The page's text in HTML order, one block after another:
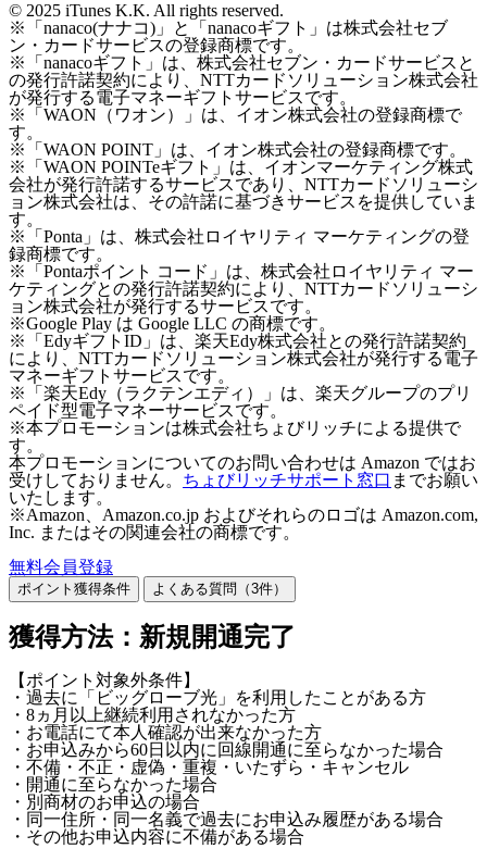
© 2025 iTunes K.K. All rights reserved.
※「nanaco(ナナコ)」と「nanacoギフト」は株式会社セブ
ン・カードサービスの登録商標です。
※「nanacoギフト」は、株式会社セブン・カードサービスと
の発行許諾契約により、NTTカードソリューション株式会社
が発行する電子マネーギフトサービスです。
※「WAON（ワオン）」は、イオン株式会社の登録商標で
す。
※「WAON POINT」は、イオン株式会社の登録商標です。
※「WAON POINTeギフト」は、イオンマーケティング株式
会社が発行許諾するサービスであり、NTTカードソリューシ
ョン株式会社は、その許諾に基づきサービスを提供していま
す。
※「Ponta」は、株式会社ロイヤリティ マーケティングの登
録商標です。
※「Pontaポイント コード」は、株式会社ロイヤリティ マー
ケティングとの発行許諾契約により、NTTカードソリューシ
ョン株式会社が発行するサービスです。
※Google Play は Google LLC の商標です。
※「EdyギフトID」は、楽天Edy株式会社との発行許諾契約
により、NTTカードソリューション株式会社が発行する電子
マネーギフトサービスです。
※「楽天Edy（ラクテンエディ）」は、楽天グループのプリ
ペイド型電子マネーサービスです。
※本プロモーションは株式会社ちょびリッチによる提供で
す。
本プロモーションについてのお問い合わせは Amazon ではお
受けしておりません。 ちょびリッチサポート窓口 までお願い
いたします。
※Amazon、Amazon.co.jp およびそれらのロゴは Amazon.com,
Inc. またはその関連会社の商標です。
無料会員登録
ポイント獲得条件 よくある質問（3件）
獲得方法：新規開通完了
【ポイント対象外条件】
・過去に「ビッグローブ光」を利用したことがある方
・8ヵ月以上継続利用されなかった方
・お電話にて本人確認が出来なかった方
・お申込みから60日以内に回線開通に至らなかった場合
・不備・不正・虚偽・重複・いたずら・キャンセル
・開通に至らなかった場合
・別商材のお申込の場合
・同一住所・同一名義で過去にお申込み履歴がある場合
・その他お申込内容に不備がある場合